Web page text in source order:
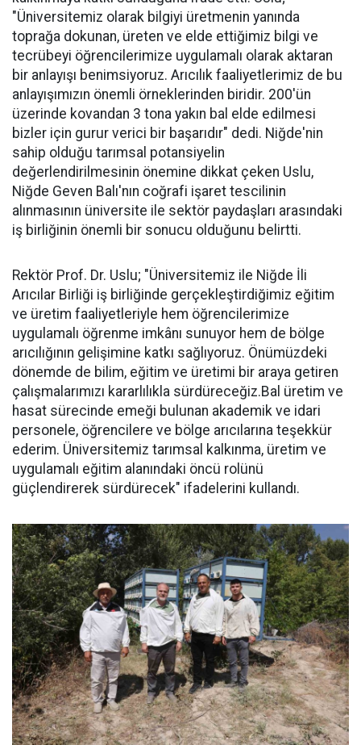
"Üniversitemiz olarak bilgiyi üretmenin yanında
toprağa dokunan, üreten ve elde ettiğimiz bilgi ve
tecrübeyi öğrencilerimize uygulamalı olarak aktaran
bir anlayışı benimsiyoruz. Arıcılık faaliyetlerimiz de bu
anlayışımızın önemli örneklerinden biridir. 200'ün
üzerinde kovandan 3 tona yakın bal elde edilmesi
bizler için gurur verici bir başarıdır" dedi. Niğde'nin
sahip olduğu tarımsal potansiyelin
değerlendirilmesinin önemine dikkat çeken Uslu,
Niğde Geven Balı'nın coğrafi işaret tescilinin
alınmasının üniversite ile sektör paydaşları arasındaki
iş birliğinin önemli bir sonucu olduğunu belirtti.
Rektör Prof. Dr. Uslu; "Üniversitemiz ile Niğde İli
Arıcılar Birliği iş birliğinde gerçekleştirdiğimiz eğitim
ve üretim faaliyetleriyle hem öğrencilerimize
uygulamalı öğrenme imkânı sunuyor hem de bölge
arıcılığının gelişimine katkı sağlıyoruz. Önümüzdeki
dönemde de bilim, eğitim ve üretimi bir araya getiren
çalışmalarımızı kararlılıkla sürdüreceğiz.Bal üretim ve
hasat sürecinde emeği bulunan akademik ve idari
personele, öğrencilere ve bölge arıcılarına teşekkür
ederim. Üniversitemiz tarımsal kalkınma, üretim ve
uygulamalı eğitim alanındaki öncü rolünü
güçlendirerek sürdürecek" ifadelerini kullandı.